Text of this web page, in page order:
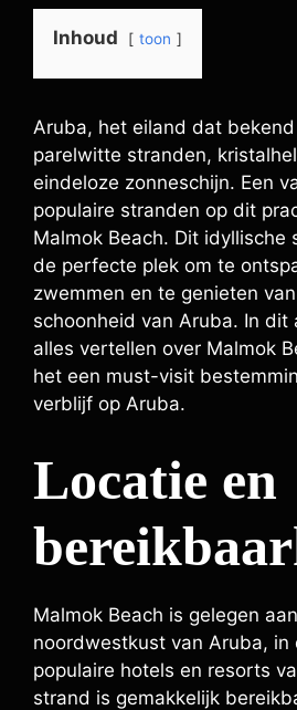
Inhoud toon
Aruba, het eiland dat
parelwitte stranden,
eindeloze zonneschijn. Een
populaire stranden op dit
Malmok Beach. Dit idyllische
de perfecte plek om te
zwemmen en te genieten
schoonheid van Aruba. In dit
alles vertellen over Malmok
het een must-visit
verblijf op Aruba.
Locatie en
Malmok Beach is gelegen
noordwestkust van Aruba,
populaire hotels en resorts
strand is gemakkelijk